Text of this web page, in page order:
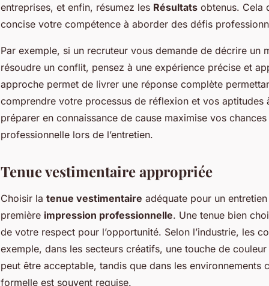
entreprises, et enfin, résumez les Résultats obtenus. Cela
concise votre compétence à aborder des défis
Par exemple, si un recruteur vous demande de décrire un
résoudre un conflit, pensez à une expérience précise et
approche permet de livrer une réponse complète
comprendre votre processus de réflexion et vos aptitudes
préparer en connaissance de cause maximise vos
professionnelle lors de l’entretien.
Tenue vestimentaire appropriée
Choisir la tenue vestimentaire adéquate pour un
première impression professionnelle. Une tenue bien
de votre respect pour l’opportunité. Selon l’industrie, les
exemple, dans les secteurs créatifs, une touche de
peut être acceptable, tandis que dans les environnements
formelle est souvent requise.